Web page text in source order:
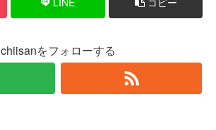
chiisanをフォローする